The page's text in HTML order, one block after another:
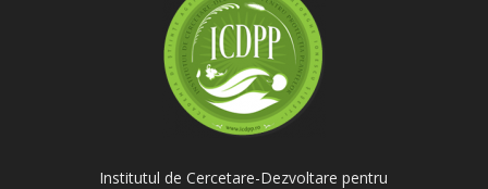
Institutul de Cercetare-Dezvoltare pentru